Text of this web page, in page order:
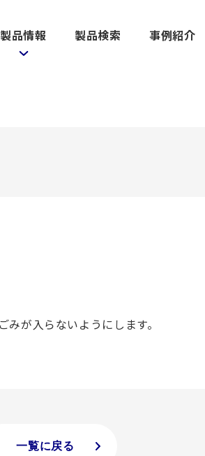
製品情報 製品検索 事例紹介
が入らないようにします。
一覧に戻る